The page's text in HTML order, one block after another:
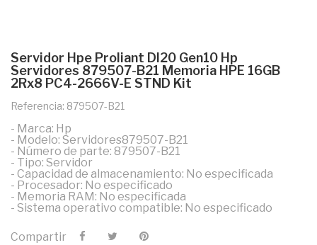
Servidor Hpe Proliant Dl20 Gen10 Hp
Servidores 879507-B21 Memoria HPE 16GB
2Rx8 PC4-2666V-E STND Kit
Referencia: 879507-B21
- Marca: Hp
- Modelo: Servidores879507-B21
- Número de parte: 879507-B21
- Tipo: Servidor
- Capacidad de almacenamiento: No especificada
- Procesador: No especificado
- Memoria RAM: No especificada
- Sistema operativo compatible: No especificado
Compartir